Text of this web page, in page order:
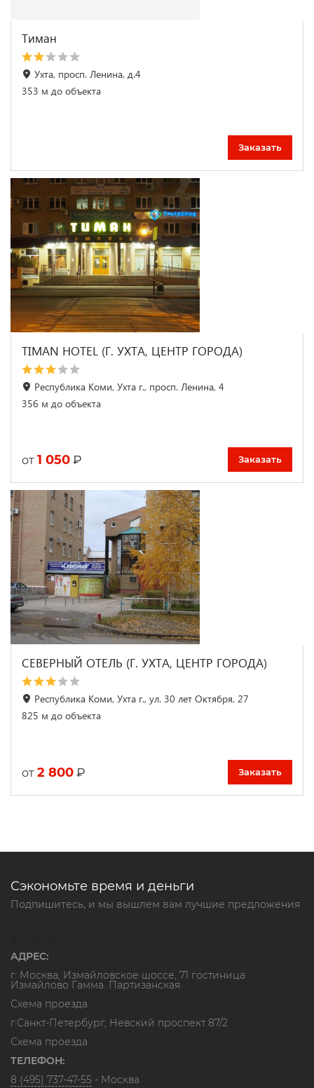
Тиман
Ухта, просп. Ленина, д.4
353 м до объекта
Заказать
TIMAN HOTEL (Г. УХТА, ЦЕНТР ГОРОДА)
Республика Коми, Ухта г., просп. Ленина, 4
356 м до объекта
от 1 050 ₽ Заказать
СЕВЕРНЫЙ ОТЕЛЬ (Г. УХТА, ЦЕНТР ГОРОДА)
Республика Коми, Ухта г., ул. 30 лет Октября, 27
825 м до объекта
от 2 800 ₽ Заказать
Сэкономьте время и деньги
Подпишитесь, и мы вышлем вам лучшие предложения
АДРЕС:
г. Москва, Измайловское шоссе, 71 гостиница
Измайлово Гамма. Партизанская
Схема проезда
г.Санкт-Петербург, Невский проспект 87/2
Схема проезда
ТЕЛЕФОН:
8 (495) 737-47-55 - Москва